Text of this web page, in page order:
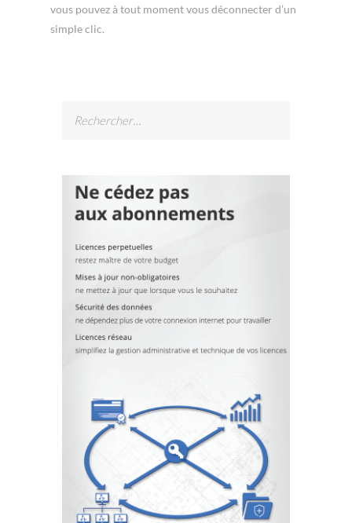
vous pouvez à tout moment vous déconnecter d’un
simple clic.